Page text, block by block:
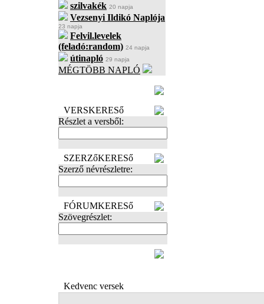
szilvakék 20 napja
Vezsenyi Ildikó Naplója
23 napja
Felvil.levelek
(feladó:random) 24 napja
útinapló 29 napja
MÉGTÖBB NAPLÓ
VERSKERESő
Részlet a versből:
SZERZőKERESő
Szerző névrészletre:
FÓRUMKERESő
Szövegrészlet:
Kedvenc versek